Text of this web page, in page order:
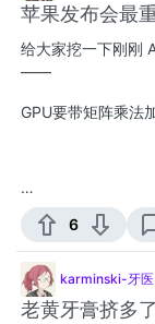
苹果发布会最
给大家挖一下刚刚
——
GPU要带矩阵乘法
…
6
karminski-牙医
老黄牙膏挤多